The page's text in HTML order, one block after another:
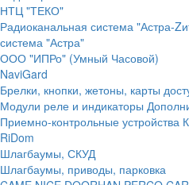
НТЦ "ТЕКО"
Радиоканальная система "Астра-
система "Астра"
ООО "ИПРо" (Умный Часовой)
NaviGard
Брелки, кнопки, жетоны, карты
Модули реле и индикаторы
Приемно-контрольные устройства
RiDom
Шлагбаумы, СКУД
Шлагбаумы, приводы, парковка